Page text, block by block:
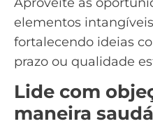
elementos
fortalecendo ideias
prazo ou qualidade
Lide com
maneira